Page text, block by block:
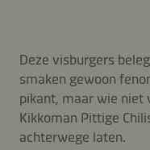
Deze visburgers
smaken gewoon
pikant, maar wie niet
Kikkoman Pittige
achterwege laten.